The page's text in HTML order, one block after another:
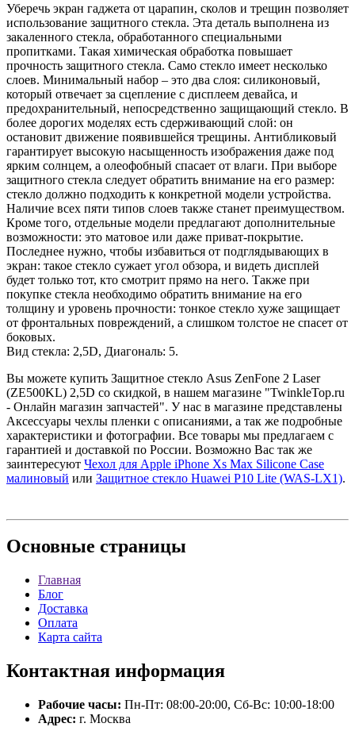
Уберечь экран гаджета от царапин, сколов и трещин позволяет
использование защитного стекла. Эта деталь выполнена из
закаленного стекла, обработанного специальными
пропитками. Такая химическая обработка повышает
прочность защитного стекла. Само стекло имеет несколько
слоев. Минимальный набор – это два слоя: силиконовый,
который отвечает за сцепление с дисплеем девайса, и
предохранительный, непосредственно защищающий стекло. В
более дорогих моделях есть сдерживающий слой: он
остановит движение появившейся трещины. Антибликовый
гарантирует высокую насыщенность изображения даже под
ярким солнцем, а олеофобный спасает от влаги. При выборе
защитного стекла следует обратить внимание на его размер:
стекло должно подходить к конкретной модели устройства.
Наличие всех пяти типов слоев также станет преимуществом.
Кроме того, отдельные модели предлагают дополнительные
возможности: это матовое или даже приват-покрытие.
Последнее нужно, чтобы избавиться от подглядывающих в
экран: такое стекло сужает угол обзора, и видеть дисплей
будет только тот, кто смотрит прямо на него. Также при
покупке стекла необходимо обратить внимание на его
толщину и уровень прочности: тонкое стекло хуже защищает
от фронтальных повреждений, а слишком толстое не спасет от
боковых.
Вид стекла: 2,5D, Диагональ: 5.
Вы можете купить Защитное стекло Asus ZenFone 2 Laser
(ZE500KL) 2,5D со скидкой, в нашем магазине "TwinkleTop.ru
- Онлайн магазин запчастей". У нас в магазине представлены
Аксессуары чехлы пленки с описаниями, а так же подробные
характеристики и фотографии. Все товары мы предлагаем с
гарантией и доставкой по России. Возможно Вас так же
заинтересуют Чехол для Apple iPhone Xs Max Silicone Case
малиновый или Защитное стекло Huawei P10 Lite (WAS-LX1).
Основные страницы
Главная
Блог
Доставка
Оплата
Карта сайта
Контактная информация
Рабочие часы: Пн-Пт: 08:00-20:00, Сб-Вс: 10:00-18:00
Адрес: г. Москва